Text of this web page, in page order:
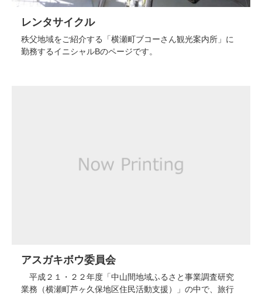
レンタサイクル
秩父地域をご紹介する「横瀬町ブコーさん観光案内所」に
勤務するイニシャルBのページです。
アスガキボウ委員会
平成２１・２２年度「中山間地域ふるさと事業調査研究
業務（横瀬町芦ヶ久保地区住民活動支援）」の中で、旅行